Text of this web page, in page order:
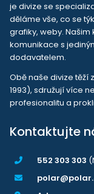
je divize se
děláme vše, co se
grafiky, weby.
komunikace s
dodavatelem.
Obě naše divize těží
1993), sdružují více
profesionalitu a
Kontaktujte
552 303 303